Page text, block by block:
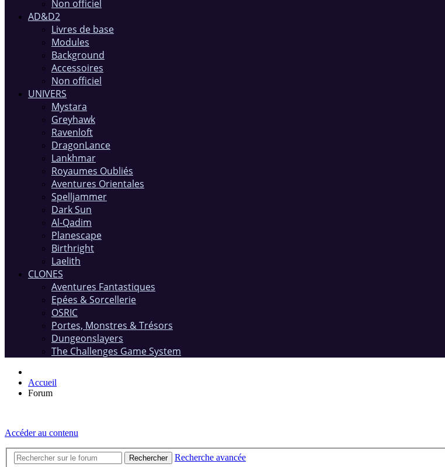
Non officiel
AD&D2
Livres de base
Modules
Background
Accessoires
Non officiel
UNIVERS
Mystara
Greyhawk
Ravenloft
DragonLance
Lankhmar
Royaumes Oubliés
Aventures Orientales
Spelljammer
Dark Sun
Al-Qadim
Planescape
Birthright
Laelith
CLONES
Aventures Fantastiques
Epées & Sorcellerie
OSRIC
Portes, Monstres & Trésors
Dungeonslayers
The Challenges Game System
Accueil
Forum
Accéder au contenu
Rechercher Recherche avancée